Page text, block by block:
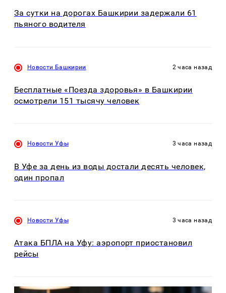
За сутки на дорогах Башкирии задержали 61
пьяного водителя
Новости Башкирии 2 часа назад
Бесплатные «Поезда здоровья» в Башкирии
осмотрели 151 тысячу человек
Новости Уфы 3 часа назад
В Уфе за день из воды достали десять человек,
один пропал
Новости Уфы 3 часа назад
Атака БПЛА на Уфу: аэропорт приостановил
рейсы